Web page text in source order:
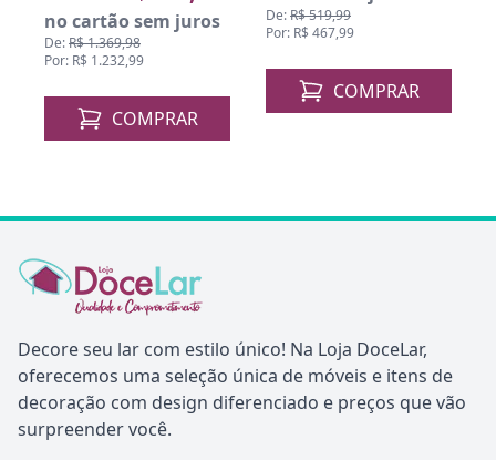
no cartão sem juros
De:R$ 1.369,98
Por: R$ 1.232,99
COMPRAR
De:R$ 519,99
Por: R$ 467,99
COMPRAR
Decore seu lar com estilo único! Na Loja DoceLar,
oferecemos uma seleção única de móveis e itens de
decoração com design diferenciado e preços que vão
surpreender você.